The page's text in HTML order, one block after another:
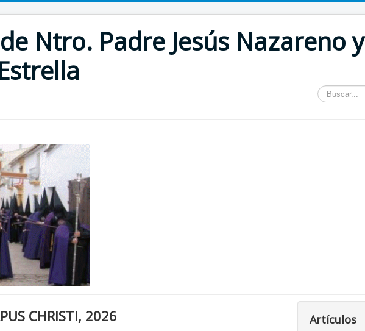
Ntro. Padre Jesús Nazareno y
Buscar...
CHRISTI, 2026 Artículos